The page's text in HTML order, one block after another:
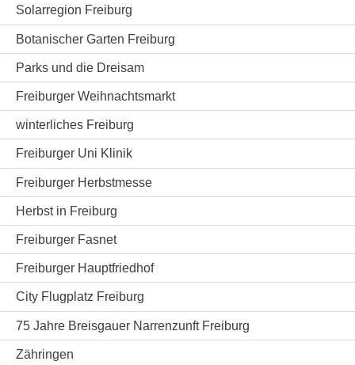
Solarregion Freiburg
Botanischer Garten Freiburg
Parks und die Dreisam
Freiburger Weihnachtsmarkt
winterliches Freiburg
Freiburger Uni Klinik
Freiburger Herbstmesse
Herbst in Freiburg
Freiburger Fasnet
Freiburger Hauptfriedhof
City Flugplatz Freiburg
75 Jahre Breisgauer Narrenzunft Freiburg
Zähringen